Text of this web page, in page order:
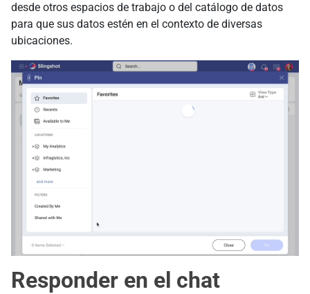
desde otros espacios de trabajo o del catálogo de datos
para que sus datos estén en el contexto de diversas
ubicaciones.
Responder en el chat